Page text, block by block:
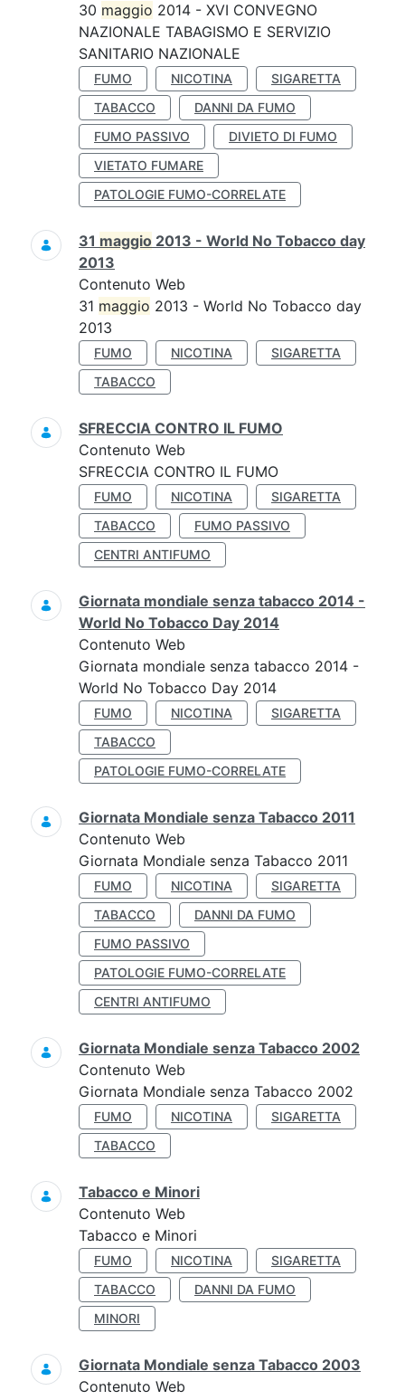
30 maggio 2014 - XVI CONVEGNO
NAZIONALE TABAGISMO E SERVIZIO
SANITARIO NAZIONALE
FUMO NICOTINA
SIGARETTA
TABACCO
DANNI DA FUMO
FUMO PASSIVO
DIVIETO DI FUMO
VIETATO FUMARE
PATOLOGIE FUMO-CORRELATE
31 maggio 2013 - World No Tobacco day
2013
Contenuto Web
31 maggio 2013 - World No Tobacco day
2013
FUMO NICOTINA
SIGARETTA
TABACCO
SFRECCIA CONTRO IL FUMO
Contenuto Web
SFRECCIA CONTRO IL FUMO
FUMO NICOTINA
SIGARETTA
TABACCO
FUMO PASSIVO
CENTRI ANTIFUMO
Giornata mondiale senza tabacco 2014 -
World No Tobacco Day 2014
Contenuto Web
Giornata mondiale senza tabacco 2014 -
World No Tobacco Day 2014
FUMO NICOTINA
SIGARETTA
TABACCO
PATOLOGIE FUMO-CORRELATE
Giornata Mondiale senza Tabacco 2011
Contenuto Web
Giornata Mondiale senza Tabacco 2011
FUMO NICOTINA
SIGARETTA
TABACCO
DANNI DA FUMO
FUMO PASSIVO
PATOLOGIE FUMO-CORRELATE
CENTRI ANTIFUMO
Giornata Mondiale senza Tabacco 2002
Contenuto Web
Giornata Mondiale senza Tabacco 2002
FUMO NICOTINA
SIGARETTA
TABACCO
Tabacco e Minori
Contenuto Web
Tabacco e Minori
FUMO NICOTINA
SIGARETTA
TABACCO
DANNI DA FUMO
MINORI
Giornata Mondiale senza Tabacco 2003
Contenuto Web